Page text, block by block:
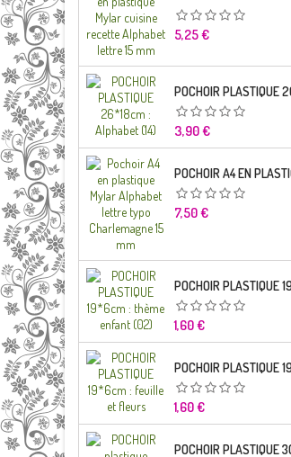
Prix
5,25 €
Prix
3,90 €
Prix
7,50 €
Prix
1,60 €
Prix
1,60 €